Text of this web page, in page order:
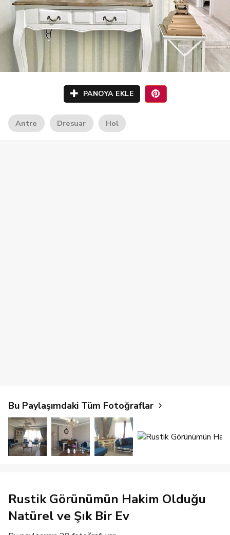
PANOYA EKLE
Antre Dresuar Hol
Bu Paylaşımdaki Tüm Fotoğraflar
Rustik Görünümün Hakim Olduğu
Natürel ve Şık Bir Ev